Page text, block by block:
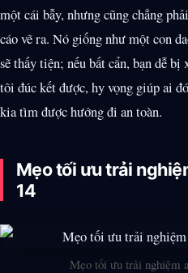
một cái bẫy, nhưng cũng chẳng
cáo vẽ ra. Nó giống như một con
sẽ thấy tiện; nếu bất cẩn, bạn dễ
tôi đúc kết được, hy vọng giúp ai
kia tìm được hướng đi an toàn.
Mẹo tối ưu trải
14
Mẹo tối ưu trải nghiệm